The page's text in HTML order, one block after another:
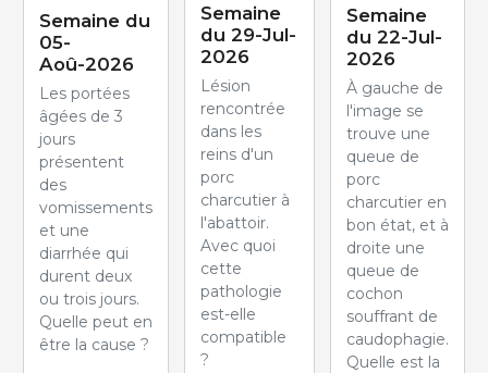
Semaine du
05-
Aoû-2026
Les portées
âgées de 3
jours
présentent
des
vomissements
et une
diarrhée qui
durent deux
ou trois jours.
Quelle peut en
être la cause ?
Semaine
du 29-Jul-
2026
Lésion
rencontrée
dans les
reins d'un
porc
charcutier à
l'abattoir.
Avec quoi
cette
pathologie
est-elle
compatible
?
Semaine
du 22-Jul-
2026
À gauche de
l'image se
trouve une
queue de
porc
charcutier en
bon état, et à
droite une
queue de
cochon
souffrant de
caudophagie.
Quelle est la